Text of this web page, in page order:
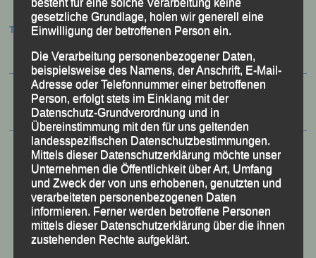
Termine:
gesetzliche Grundlage, holen wir generell eine
Einwilligung der betroffenen Person ein.
Die Verarbeitung personenbezogener Daten,
beispielsweise des Namens, der Anschrift, E-Mail-
Adresse oder Telefonnummer einer betroffenen
Person, erfolgt stets im Einklang mit der
Datenschutz-Grundverordnung und in
Übereinstimmung mit den für uns geltenden
landesspezifischen Datenschutzbestimmungen.
Mittels dieser Datenschutzerklärung möchte unser
Unternehmen die Öffentlichkeit über Art, Umfang
und Zweck der von uns erhobenen, genutzten und
verarbeiteten personenbezogenen Daten
informieren. Ferner werden betroffene Personen
mittels dieser Datenschutzerklärung über die ihnen
zustehenden Rechte aufgeklärt.